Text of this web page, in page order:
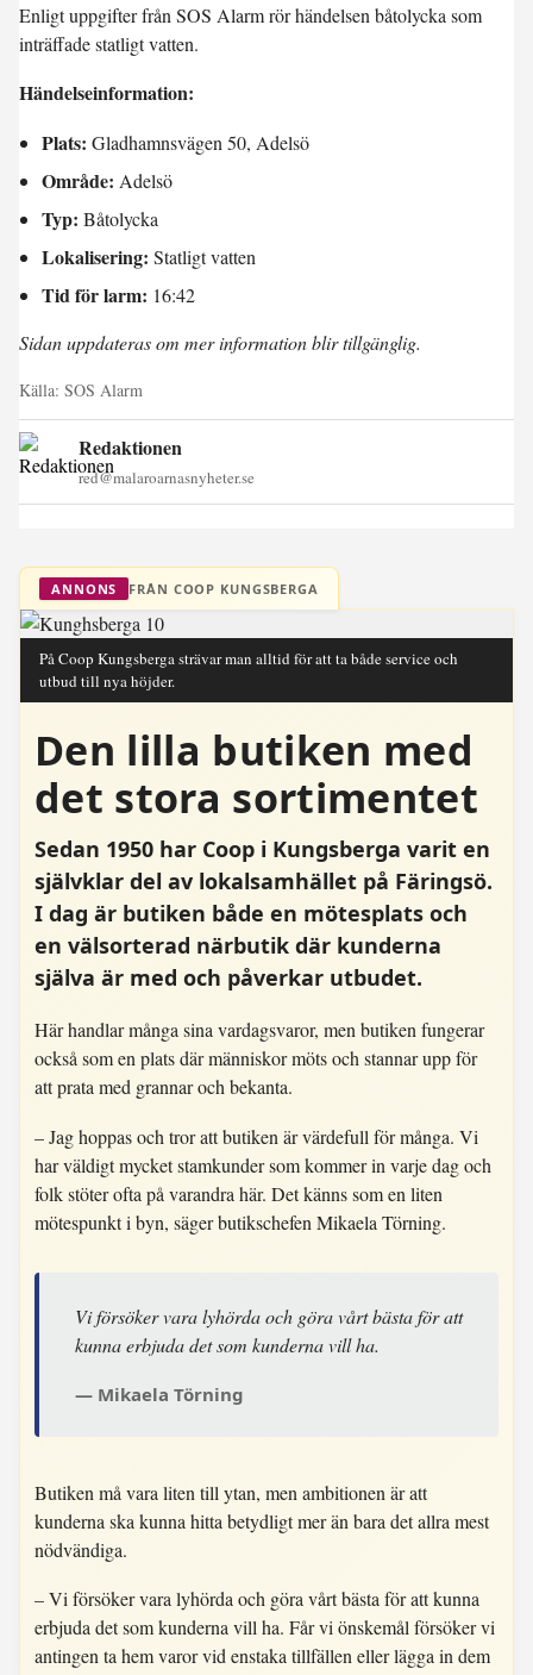
Enligt uppgifter från SOS Alarm rör händelsen båtolycka som
inträffade statligt vatten.
Händelseinformation:
Plats: Gladhamnsvägen 50, Adelsö
Område: Adelsö
Typ: Båtolycka
Lokalisering: Statligt vatten
Tid för larm: 16:42
Sidan uppdateras om mer information blir tillgänglig.
Källa: SOS Alarm
Redaktionen
red@malaroarnasnyheter.se
ANNONS FRÅN COOP KUNGSBERGA
På Coop Kungsberga strävar man alltid för att ta både service och
utbud till nya höjder.
Den lilla butiken med
det stora sortimentet
Sedan 1950 har Coop i Kungsberga varit en
självklar del av lokalsamhället på Färingsö.
I dag är butiken både en mötesplats och
en välsorterad närbutik där kunderna
själva är med och påverkar utbudet.
Här handlar många sina vardagsvaror, men butiken fungerar
också som en plats där människor möts och stannar upp för
att prata med grannar och bekanta.
– Jag hoppas och tror att butiken är värdefull för många. Vi
har väldigt mycket stamkunder som kommer in varje dag och
folk stöter ofta på varandra här. Det känns som en liten
mötespunkt i byn, säger butikschefen Mikaela Törning.
Vi försöker vara lyhörda och göra vårt bästa för att
kunna erbjuda det som kunderna vill ha.
Mikaela Törning
Butiken må vara liten till ytan, men ambitionen är att
kunderna ska kunna hitta betydligt mer än bara det allra mest
nödvändiga.
– Vi försöker vara lyhörda och göra vårt bästa för att kunna
erbjuda det som kunderna vill ha. Får vi önskemål försöker vi
antingen ta hem varor vid enstaka tillfällen eller lägga in dem